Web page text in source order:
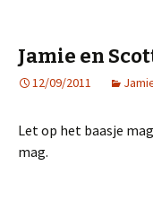
Jamie en
12/09/2011
Let op het baasje
mag.